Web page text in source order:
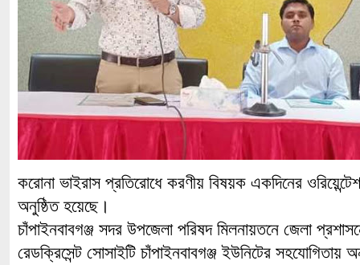
করোনা ভাইরাস প্রতিরোধে করণীয় বিষয়ক একদিনের
অনুষ্ঠিত হয়েছে।
চাঁপাইনবাবগঞ্জ সদর উপজেলা পরিষদ মিলনায়তনে জেলা
রেডক্রিসেন্ট সোসাইটি চাঁপাইনবাবগঞ্জ ইউনিটের সহযোগিতায়